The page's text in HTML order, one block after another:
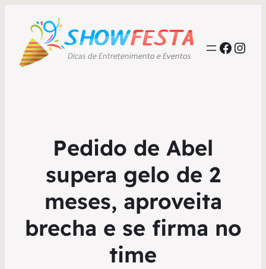
Pedido de Abel
supera gelo de 2
meses, aproveita
brecha e se firma no
time